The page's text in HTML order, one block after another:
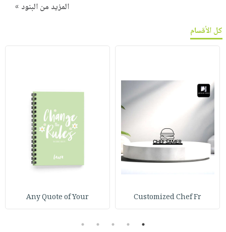
المزيد من البنود »
كل الأقسام
Customized Chef Fr
Any Quote of Your
1
2
3
4
5